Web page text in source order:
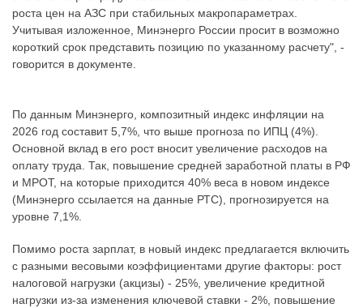
роста цен на АЗС при стабильных макропараметрах.
Учитывая изложенное, Минэнерго России просит в возможно
короткий срок представить позицию по указанному расчету", -
говорится в документе.
По данным Минэнерго, композитный индекс инфляции на
2026 год составит 5,7%, что выше прогноза по ИПЦ (4%).
Основной вклад в его рост вносит увеличение расходов на
оплату труда. Так, повышение средней заработной платы в РФ
и МРОТ, на которые приходится 40% веса в новом индексе
(Минэнерго ссылается на данные РТС), прогнозируется на
уровне 7,1%.
Помимо роста зарплат, в новый индекс предлагается включить
с разными весовыми коэффициентами другие факторы: рост
налоговой нагрузки (акцизы) - 25%, увеличение кредитной
нагрузки из-за изменения ключевой ставки - 2%, повышение